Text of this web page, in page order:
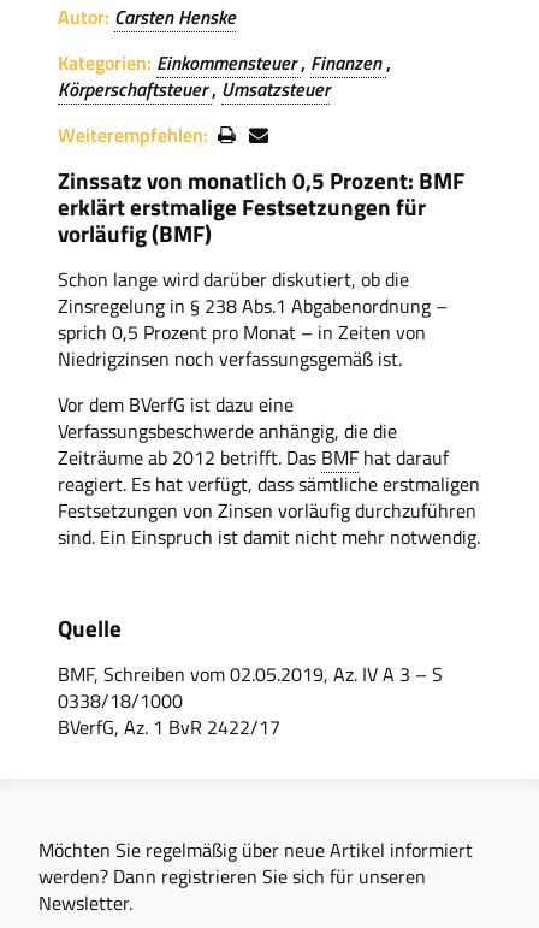
Autor: Carsten Henske
Kategorien: Einkommensteuer Finanzen
Körperschaftsteuer Umsatzsteuer
Weiterempfehlen:
Zinssatz von monatlich 0,5 Prozent: BMF
erklärt erstmalige Festsetzungen für
vorläufig (BMF)
Schon lange wird darüber diskutiert, ob die
Zinsregelung in § 238 Abs.1 Abgabenordnung –
sprich 0,5 Prozent pro Monat – in Zeiten von
Niedrigzinsen noch verfassungsgemäß ist.
Vor dem BVerfG ist dazu eine
Verfassungsbeschwerde anhängig, die die
Zeiträume ab 2012 betrifft. Das BMF hat darauf
reagiert. Es hat verfügt, dass sämtliche erstmaligen
Festsetzungen von Zinsen vorläufig durchzuführen
sind. Ein Einspruch ist damit nicht mehr notwendig.
Quelle
BMF, Schreiben vom 02.05.2019, Az. IV A 3 – S
0338/18/1000
BVerfG, Az. 1 BvR 2422/17
Möchten Sie regelmäßig über neue Artikel informiert
werden? Dann registrieren Sie sich für unseren
Newsletter.